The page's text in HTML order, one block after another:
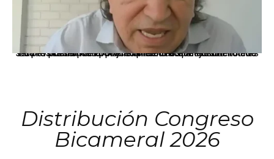
La presidenta Keiko Fujimori informó que la solicitud de indulto presentada por el expresidente Alejandro Toledo será evaluada por la Comisión de Gracias Presidenciales conforme al procedimiento establecido.
Distribución Congreso
Bicameral 2026